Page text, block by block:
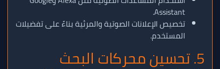
Assistant.
تخصيص الإعلانات الصوتية والمرئية بناءً على تفضيلات
المستخدم.
5. تحسين محركات البحث